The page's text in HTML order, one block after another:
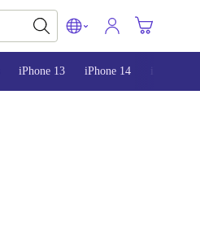
iPhone 13 iPhone 14 iPhone 15